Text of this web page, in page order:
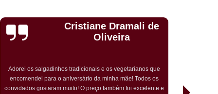
Kit Completo Festa Infantil São Caetano
Kit Completo para Festa São João Climaco
para 50 Pessoas Sacomã
Mini Pasteis Assados São Caetano
que
os
e
Daniele
Anastacia
Depois que descobri, nunca mais comprei em outro lugar.
Excelente atendimento, salgados sempre fresquinhos,
saborosos e com o serviço de entrega ficou melhor ainda.